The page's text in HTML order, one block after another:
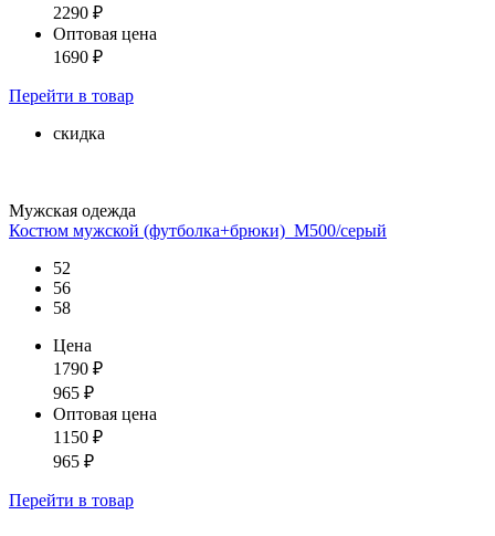
2290 ₽
Оптовая цена
1690 ₽
Перейти в товар
скидка
Мужская одежда
Костюм мужской (футболка+брюки)_М500/серый
52
56
58
Цена
1790 ₽
965 ₽
Оптовая цена
1150 ₽
965 ₽
Перейти в товар